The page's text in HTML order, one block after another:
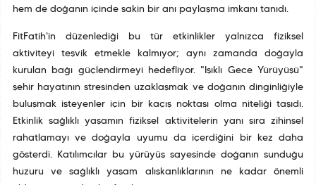
hem de doğanın içinde sakin bir anı paylaşma imkanı tanıdı.
FitFatih'in düzenlediği bu tür etkinlikler yalnızca fiziksel
aktiviteyi teşvik etmekle kalmıyor; aynı zamanda doğayla
kurulan bağı güçlendirmeyi hedefliyor. "Işıklı Gece Yürüyüşü"
şehir hayatının stresinden uzaklaşmak ve doğanın dinginliğiyle
buluşmak isteyenler için bir kaçış noktası olma niteliği taşıdı.
Etkinlik sağlıklı yaşamın fiziksel aktivitelerin yanı sıra zihinsel
rahatlamayı ve doğayla uyumu da içerdiğini bir kez daha
gösterdi. Katılımcılar bu yürüyüş sayesinde doğanın sunduğu
huzuru ve sağlıklı yaşam alışkanlıklarının ne kadar önemli